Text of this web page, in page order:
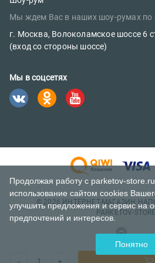
- 1 +
Наш блог
sales@parketov-store.ru
Телефоны:
Мы ждем Вас в наших шоу-румах по
г. Москва, Волоколамское шоссе 6
(вход со стороны шоссе)
Мы в соцсетях
© 2026 ИНТЕРНЕТ-МАГАЗИН
PARKETOV-
Продолжая работу с parketov-
использование сайтом cookies
улучшить предложения и сервис на
предпочтений и интересов.
Понятно